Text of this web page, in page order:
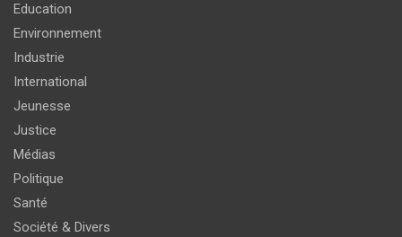
Education
Environnement
Industrie
International
Jeunesse
Justice
Médias
Politique
Santé
Société & Divers